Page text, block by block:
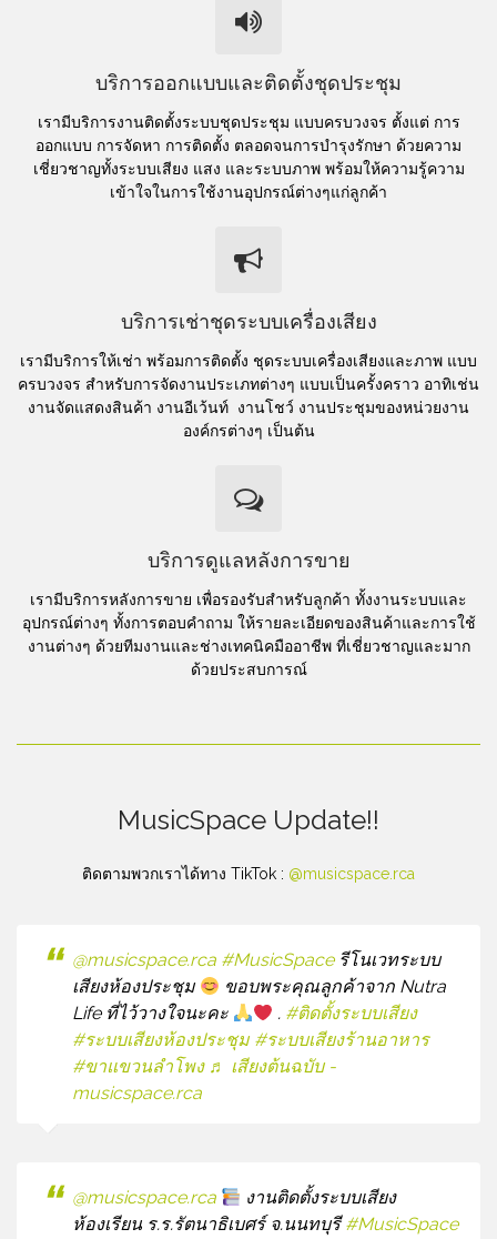
บริการออกแบบและติดตั้งชุดประชุม
เรามีบริการงานติดตั้งระบบชุดประชุม แบบครบวงจร ตั้งแต่ การ
ออกแบบ การจัดหา การติดตั้ง ตลอดจนการบำรุงรักษา ด้วยความ
เชี่ยวชาญทั้งระบบเสียง แสง และระบบภาพ พร้อมให้ความรู้ความ
เข้าใจในการใช้งานอุปกรณ์ต่างๆแก่ลูกค้า
บริการเช่าชุดระบบเครื่องเสียง
เรามีบริการให้เช่า พร้อมการติดตั้ง ชุดระบบเครื่องเสียงและภาพ แบบ
ครบวงจร สำหรับการจัดงานประเภทต่างๆ แบบเป็นครั้งคราว อาทิเช่น
งานจัดแสดงสินค้า งานอีเว้นท์ งานโชว์ งานประชุมของหน่วยงาน
องค์กรต่างๆ เป็นต้น
บริการดูแลหลังการขาย
เรามีบริการหลังการขาย เพื่อรองรับสำหรับลูกค้า ทั้งงานระบบและ
อุปกรณ์ต่างๆ ทั้งการตอบคำถาม ให้รายละเอียดของสินค้าและการใช้
งานต่างๆ ด้วยทีมงานและช่างเทคนิคมืออาชีพ ที่เชี่ยวชาญและมาก
ด้วยประสบการณ์
MusicSpace Update!!
ติดตามพวกเราได้ทาง TikTok : @musicspace.rca
@musicspace.rca #MusicSpaceรีโนเวทระบบ
เสียงห้องประชุม
ขอบพระคุณลูกค้าจาก Nutra
Life ที่ไว้วางใจนะคะ
. #ติดตั้งระบบเสียง
#ระบบเสียงห้องประชุม #ระบบเสียงร้านอาหาร
#ขาแขวนลําโพง ♬ เสียงต้นฉบับ -
musicspace.rca
@musicspace.rca
งานติดตั้งระบบเสียง
ห้องเรียน ร.ร.รัตนาธิเบศร์ จ.นนทบุรี#MusicSpace